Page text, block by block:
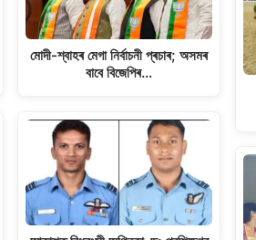
মোদী-শ্বাহৰ মেগা নিৰ্বাচনী প্ৰচাৰ; অসমৰ
বাবে বিজেপিৰ…